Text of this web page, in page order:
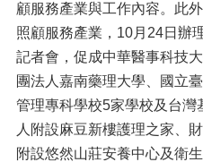
顧服務產業與工作內容。此
照顧服務產業，10月24日辦
記者會，促成中華醫事科技
團法人嘉南藥理大學、國立
管理專科學校5家學校及台
人附設麻豆新樓護理之家、
附設悠然山莊安養中心及衛